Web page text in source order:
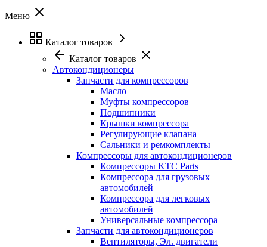
Меню
Каталог товаров
Каталог товаров
Автокондиционеры
Запчасти для компрессоров
Масло
Муфты компрессоров
Подшипники
Крышки компрессора
Регулирующие клапана
Сальники и ремкомплекты
Компрессоры для автокондиционеров
Компрессоры KTC Parts
Компрессора для грузовых
автомобилей
Компрессора для легковых
автомобилей
Универсальные компрессора
Запчасти для автокондиционеров
Вентиляторы, Эл. двигатели